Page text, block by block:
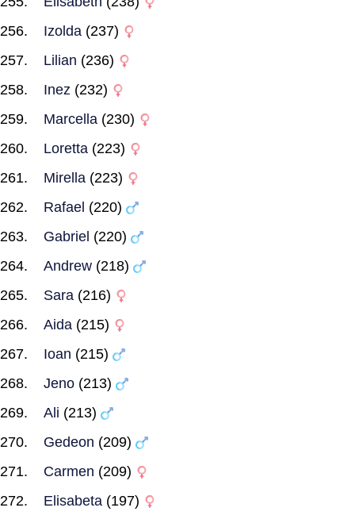
Izolda (237)
Lilian (236)
Inez (232)
Marcella (230)
Loretta (223)
Mirella (223)
Rafael (220)
Gabriel (220)
Andrew (218)
Sara (216)
Aida (215)
Ioan (215)
Jeno (213)
Ali (213)
Gedeon (209)
Carmen (209)
Elisabeta (197)